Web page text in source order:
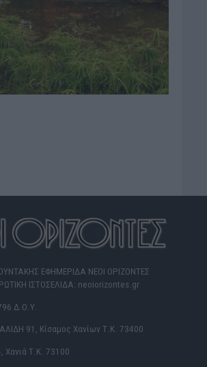
ΕΦΗΜΕΡΙΔΑ ΝΕΟΙ ΟΡΙΖΟΝΤΕΣ
ΙΣΤΟΣΕΛΙΔΑ: neoiorizontes.gr
Δ.Ο.Υ.
91, Κίσαμος Χανίων Τ.Κ. 73400
Χανιά Τ.Κ. 73100